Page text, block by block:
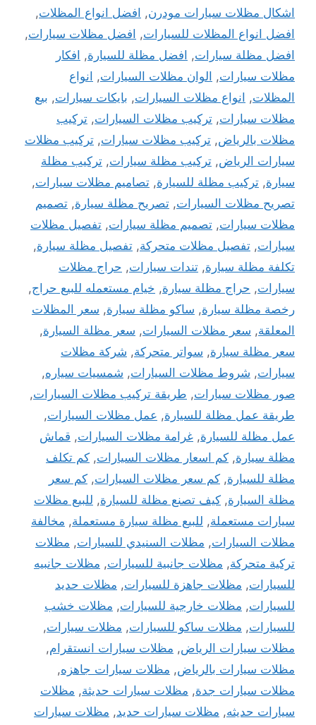
اشكال مظلات سيارات مودرن, افضل انواع المظلات,
افضل انواع المظلات للسيارات, افضل مظلات سيارات,
افضل مظلة سيارات, افضل مظلة للسيارة, افكار
مظلات سيارات, الوان مظلات السيارات, انواع
المظلات, انواع مظلات السيارات, بايكات سيارات, بيع
مظلات سيارات, تركيب مظلات السيارات, تركيب
مظلات بالرياض, تركيب مظلات سيارات, تركيب مظلات
سيارات الرياض, تركيب مظلة سيارات, تركيب مظلة
سيارة, تركيب مظلة للسيارة, تصاميم مظلات سيارات,
تصريح مظلات السيارات, تصريح مظلة سيارة, تصميم
مظلات سيارات, تصميم مظلة سيارات, تفصيل مظلات
سيارات, تفصيل مظلات متحركة, تفصيل مظلة سيارة,
تكلفة مظلة سيارة, تندات سيارات, حراج مظلات
سيارات, حراج مظلة سيارة, خيام مستعمله للبيع حراج,
رخصة مظلة سيارة, ساكو مظلة سيارة, سعر المظلات
المعلقة, سعر مظلات السيارات, سعر مظلة السيارة,
سعر مظلة سيارة, سواتر متحركة, شركة مظلات
سيارات, شروط مظلات السيارات, شمسيات سياره,
صور مظلات سيارات, طريقة تركيب مظلات السيارات,
طريقة عمل مظلة للسيارة, عمل مظلات السيارات,
عمل مظلة للسيارة, غرامة مظلات السيارات, قماش
مظلة سيارة, كم اسعار مظلات السيارات, كم تكلف
مظلة للسيارة, كم سعر مظلات السيارات, كم سعر
مظلة السيارة, كيف تصنع مظلة للسيارة, للبيع مظلات
سيارات مستعملة, للبيع مظلة سيارة مستعملة, مخالفة
مظلات السيارات, مظلات السنيدي للسيارات, مظلات
تركية متحركة, مظلات جانبية للسيارات, مظلات جانبيه
للسيارات, مظلات جاهزة للسيارات, مظلات حديد
للسيارات, مظلات خارجية للسيارات, مظلات خشب
للسيارات, مظلات ساكو للسيارات, مظلات سيارات,
مظلات سيارات الرياض, مظلات سيارات انستقرام,
مظلات سيارات بالرياض, مظلات سيارات جاهزه,
مظلات سيارات جدة, مظلات سيارات حديثة, مظلات
سيارات حديثه, مظلات سيارات حديد, مظلات سيارات